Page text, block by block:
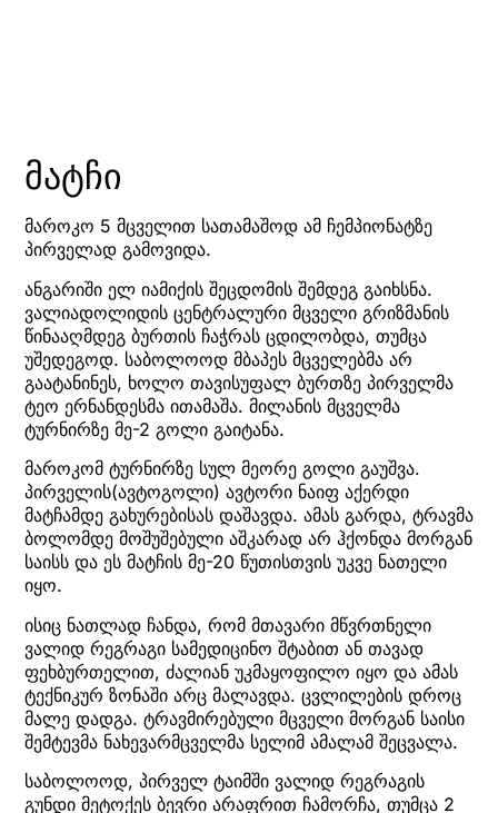
მატჩი
მაროკო 5 მცველით სათამაშოდ ამ ჩემპიონატზე
პირველად გამოვიდა.
ანგარიში ელ იამიქის შეცდომის შემდეგ გაიხსნა.
ვალიადოლიდის ცენტრალური მცველი გრიზმანის
წინააღმდეგ ბურთის ჩაჭრას ცდილობდა, თუმცა
უშედეგოდ. საბოლოოდ მბაპეს მცველებმა არ
გაატანინეს, ხოლო თავისუფალ ბურთზე პირველმა
ტეო ერნანდესმა ითამაშა. მილანის მცველმა
ტურნირზე მე-2 გოლი გაიტანა.
მაროკომ ტურნირზე სულ მეორე გოლი გაუშვა.
პირველის(ავტოგოლი) ავტორი ნაიფ აქერდი
მატჩამდე გახურებისას დაშავდა. ამას გარდა, ტრავმა
ბოლომდე მოშუშებული აშკარად არ ჰქონდა მორგან
საისს და ეს მატჩის მე-20 წუთისთვის უკვე ნათელი
იყო.
ისიც ნათლად ჩანდა, რომ მთავარი მწვრთნელი
ვალიდ რეგრაგი სამედიცინო შტაბით ან თავად
ფეხბურთელით, ძალიან უკმაყოფილო იყო და ამას
ტექნიკურ ზონაში არც მალავდა. ცვლილების დროც
მალე დადგა. ტრავმირებული მცველი მორგან საისი
შემტევმა ნახევარმცველმა სელიმ ამალამ შეცვალა.
საბოლოოდ, პირველ ტაიმში ვალიდ რეგრაგის
გუნდი მეტოქეს ბევრი არაფრით ჩამორჩა, თუმცა 2